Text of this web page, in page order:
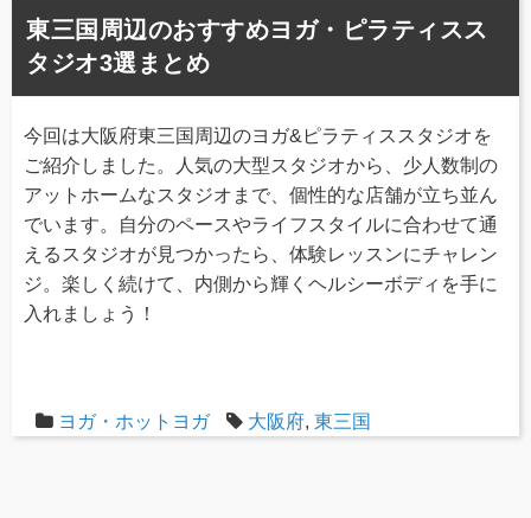
東三国周辺のおすすめヨガ・ピラティスス
タジオ3選まとめ
今回は大阪府東三国周辺のヨガ&ピラティススタジオを
ご紹介しました。人気の大型スタジオから、少人数制の
アットホームなスタジオまで、個性的な店舗が立ち並ん
でいます。自分のペースやライフスタイルに合わせて通
えるスタジオが見つかったら、体験レッスンにチャレン
ジ。楽しく続けて、内側から輝くヘルシーボディを手に
入れましょう！
ヨガ・ホットヨガ 大阪府, 東三国